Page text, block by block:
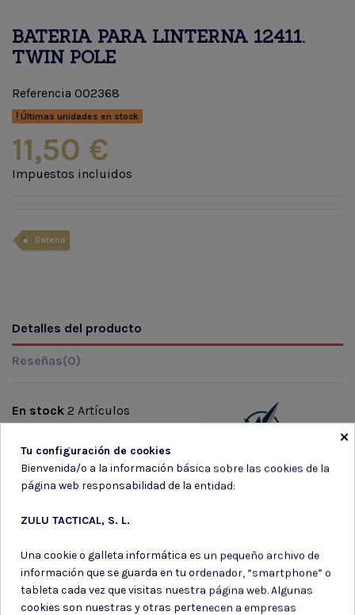
BATERIA PARA LINTERNA 12411.
TWIN POLE
Referencia 002368
Últimas unidades en stock
11,50 €
Impuestos incluidos
Bateria
Detalles del producto
Reseñas(0)
En stock 2 Artículos
Suscríbete a nuestro boletín
×
Tu configuración de cookies
Bienvenida/o a la información básica sobre las cookies de la
página web responsabilidad de la entidad:
ZULU TACTICAL, S. L.
Una cookie o galleta informática es un pequeño archivo de
información que se guarda en tu ordenador, “smartphone” o
tableta cada vez que visitas nuestra página web. Algunas
cookies son nuestras y otras pertenecen a empresas